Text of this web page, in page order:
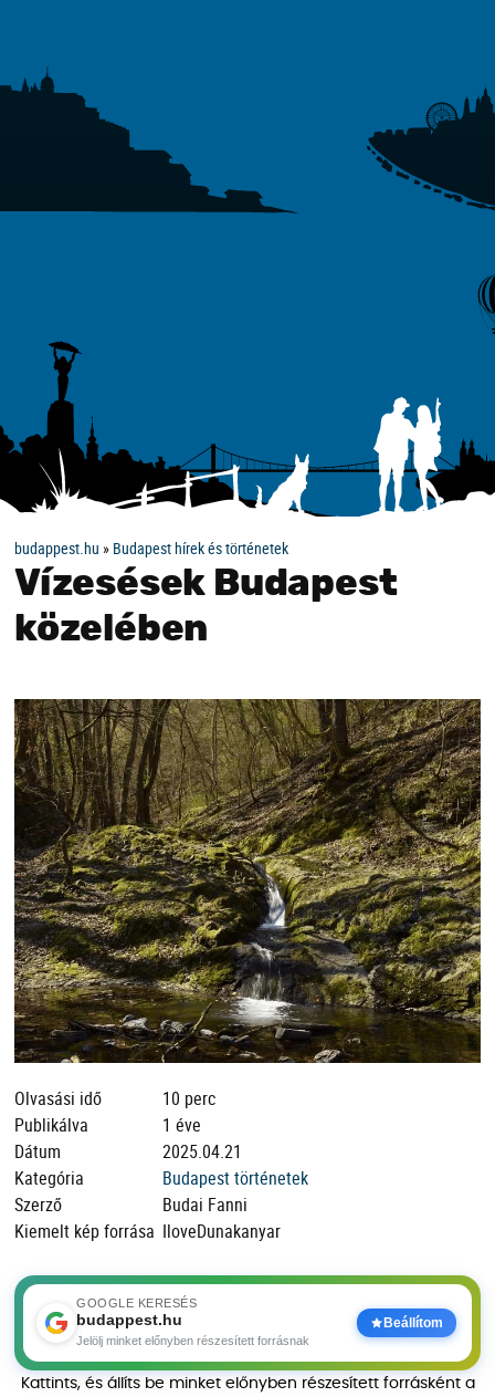
budappest.hu » Budapest hírek és történetek
Vízesések Budapest
közelében
Olvasási idő
10 perc
Publikálva
1 éve
Dátum
2025.04.21
Kategória
Budapest történetek
Szerző
Budai Fanni
Kiemelt kép forrása IloveDunakanyar
GOOGLE KERESÉS
budappest.hu
Jelölj minket előnyben részesített forrásnak
Beállítom
Kattints, és állíts be minket előnyben részesített forrásként a